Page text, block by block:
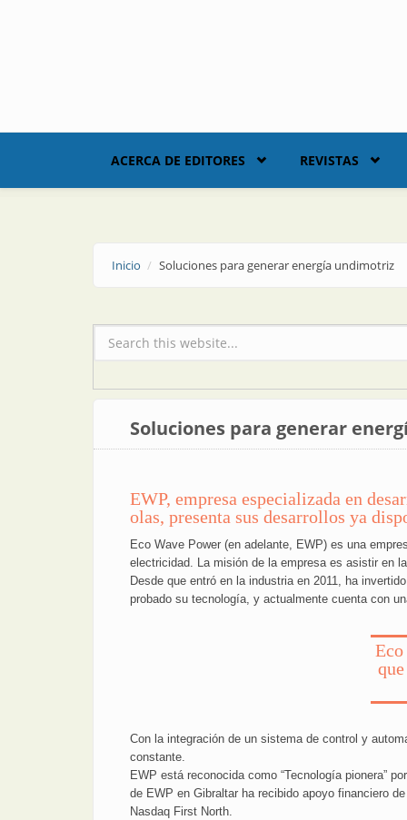
ACERCA DE EDITORES REVISTAS
Inicio Soluciones para generar energía undimotriz
Formulario de búsqueda
Soluciones para generar
EWP, empresa especializada en
olas, presenta sus desarrollos ya
Eco Wave Power (en adelante, EWP) es una
electricidad. La misión de la empresa es asistir en
Desde que entró en la industria en 2011, ha
probado su tecnología, y actualmente cuenta con
Con la integración de un sistema de control y
constante.
EWP está reconocida como “Tecnología pionera”
de EWP en Gibraltar ha recibido apoyo financiero
Nasdaq First North.